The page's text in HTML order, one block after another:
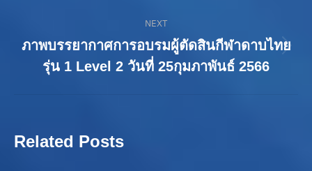
NEXT
Next
post:
ภาพบรรยากาศการอบรมผู้ตัดสินกีฬาดาบไทย
รุ่น 1 Level 2 วันที่ 25กุมภาพันธ์ 2566
Related Posts